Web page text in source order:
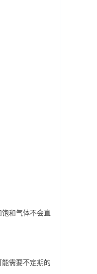
和气体不会直
需要不定期的